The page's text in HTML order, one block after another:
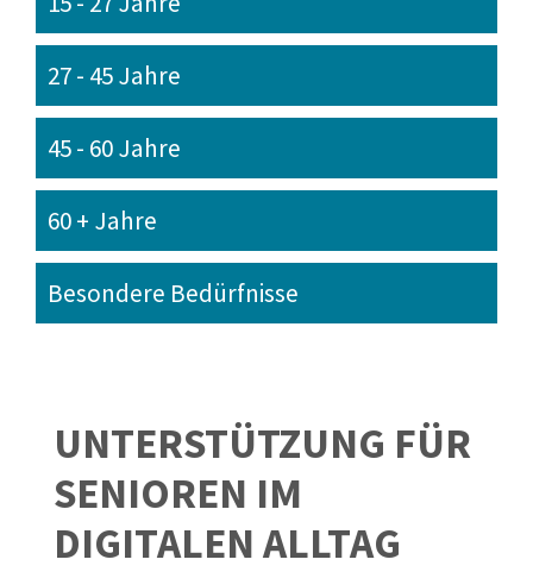
27 - 45 Jahre
45 - 60 Jahre
60 + Jahre
Besondere Bedürfnisse
UNTERSTÜTZUNG FÜR
SENIOREN IM
DIGITALEN ALLTAG